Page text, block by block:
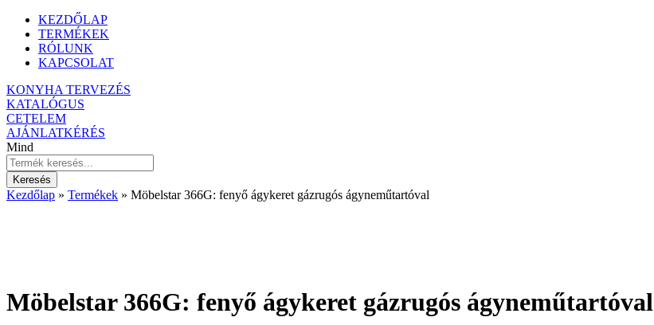
KEZDŐLAP
TERMÉKEK
RÓLUNK
KAPCSOLAT
KONYHA TERVEZÉS
KATALÓGUS
CETELEM
AJÁNLATKÉRÉS
Mind
Keresés
Kezdőlap » Termékek » Möbelstar 366G: fenyő ágykeret gázrugós ágyneműtartóval
Möbelstar 366G: fenyő ágykeret gázrugós ágyneműtartóval